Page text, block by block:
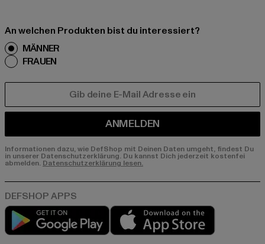
An welchen Produkten bist du interessiert?
MÄNNER
FRAUEN
ANMELDEN
Informationen dazu, wie DefShop mit Deinen Daten umgeht, findest Du
in unserer Datenschutzerklärung. Du kannst Dich jederzeit kostenfei
abmelden. Datenschutzerklärung lesen.
Play market